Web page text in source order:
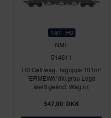
1:87 - H0
NME
514611
H0 Getr.wag. Tagnpps 101m³
'ERMEWA' dkl.grau Logo
weiß geänd. Wag.nr.
547,00 DKK